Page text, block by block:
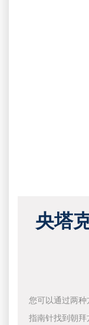
央塔
您可以通过两
指南针找到朝